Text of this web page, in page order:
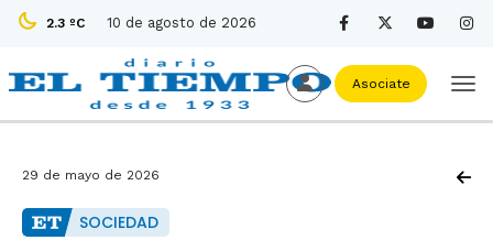
2.3 ºC 10 de agosto de 2026
Asociate
29 de mayo de 2026
SOCIEDAD